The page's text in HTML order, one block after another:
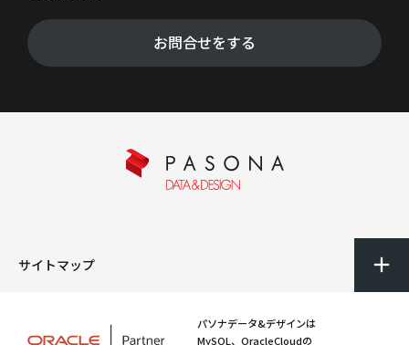
お問合せをする
サイトマップ
パソナデータ&デザインは
MySQL、OracleCloudの